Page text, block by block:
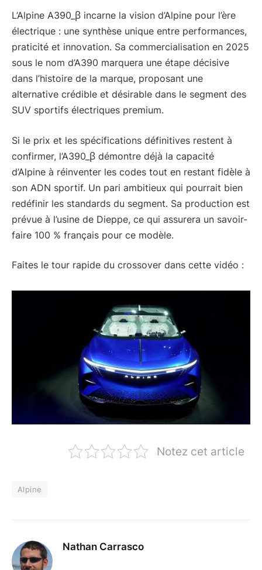
L’Alpine A390_β incarne la vision d’Alpine pour l’ère
électrique : une synthèse unique entre performances,
praticité et innovation. Sa commercialisation en 2025
sous le nom d’A390 marquera une étape décisive
dans l’histoire de la marque, proposant une
alternative crédible et désirable dans le segment des
SUV sportifs électriques premium.
Si le prix et les spécifications définitives restent à
confirmer, l’A390_β démontre déjà la capacité
d’Alpine à réinventer les codes tout en restant fidèle à
son ADN sportif. Un pari ambitieux qui pourrait bien
redéfinir les standards du segment. Sa production est
prévue à l’usine de Dieppe, ce qui assurera un savoir-
faire 100 % français pour ce modèle.
Faites le tour rapide du crossover dans cette vidéo :
Notez cet article
Alpine
Nathan Carrasco